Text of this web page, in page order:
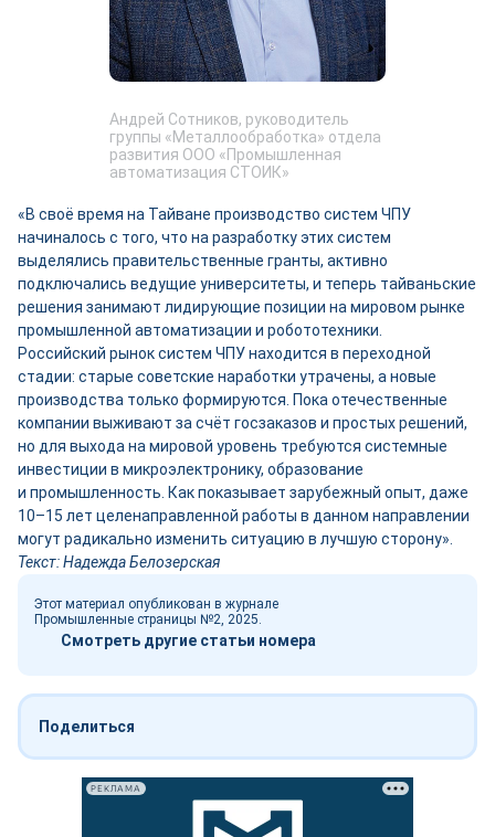
Андрей Сотников, руководитель
группы «Металлообработка» отдела
развития ООО «Промышленная
автоматизация СТОИК»
«В своё время на Тайване производство систем ЧПУ
начиналось с того, что на разработку этих систем
выделялись правительственные гранты, активно
подключались ведущие университеты, и теперь тайваньские
решения занимают лидирующие позиции на мировом рынке
промышленной автоматизации и робототехники.
Российский рынок систем ЧПУ находится в переходной
стадии: старые советские наработки утрачены, а новые
производства только формируются. Пока отечественные
компании выживают за счёт госзаказов и простых решений,
но для выхода на мировой уровень требуются системные
инвестиции в микроэлектронику, образование
и промышленность. Как показывает зарубежный опыт, даже
10–15 лет целенаправленной работы в данном направлении
могут радикально изменить ситуацию в лучшую сторону».
Текст: Надежда Белозерская
Этот материал опубликован в журнале
Промышленные страницы №2, 2025.
Смотреть другие статьи номера
Поделиться
РЕКЛАМА